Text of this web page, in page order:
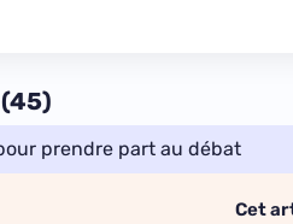
prendre part au débat
Cet